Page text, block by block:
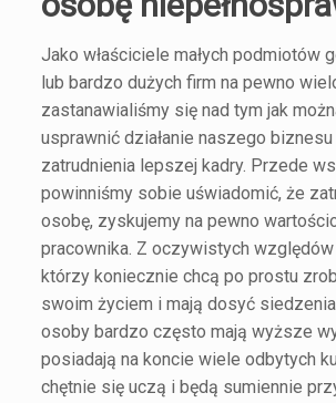
Jako właściciele małych podmiotów
lub bardzo dużych firm na pewno
zastanawialiśmy się nad tym jak
usprawnić działanie naszego
zatrudnienia lepszej kadry. Przede
powinniśmy sobie uświadomić, że
osobę, zyskujemy na pewno
pracownika. Z oczywistych
którzy koniecznie chcą po prostu
swoim życiem i mają dosyć
osoby bardzo często mają wyższe
posiadają na koncie wiele odbytych
chętnie się uczą i będą sumiennie